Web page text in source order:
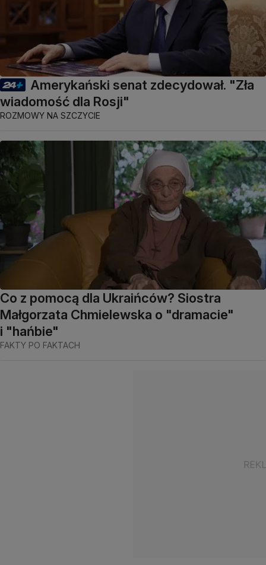
Amerykański senat zdecydował. "Zła
wiadomość dla Rosji"
ROZMOWY NA SZCZYCIE
Co z pomocą dla Ukraińców? Siostra
Małgorzata Chmielewska o "dramacie"
i "hańbie"
FAKTY PO FAKTACH